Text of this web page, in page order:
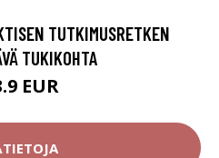
TUTKIMUSRETKEN
TUKIKOHTA
EUR